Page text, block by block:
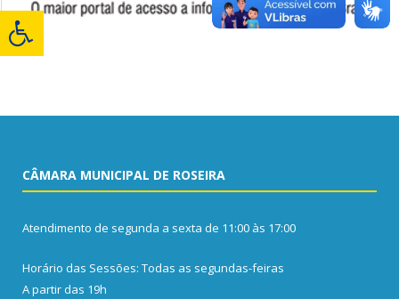
CÂMARA MUNICIPAL DE ROSEIRA
Atendimento de segunda a sexta de 11:00 às 17:00
Horário das Sessões: Todas as segundas-feiras
A partir das 19h